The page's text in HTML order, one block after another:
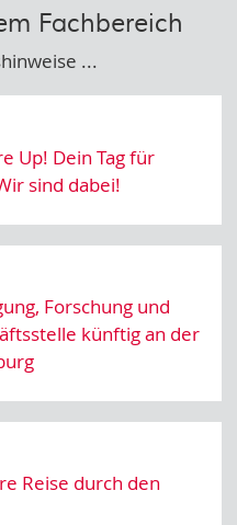
Fachbereich
...
Up! Dein Tag für
sind dabei!
Forschung und
künftig an der
Reise durch den